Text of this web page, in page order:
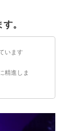
。
います
精進しま